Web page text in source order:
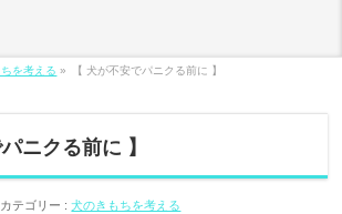
を考える » 【 犬が不安でパニクる前に 】
ニクる前に 】
テゴリー :犬のきもちを考える